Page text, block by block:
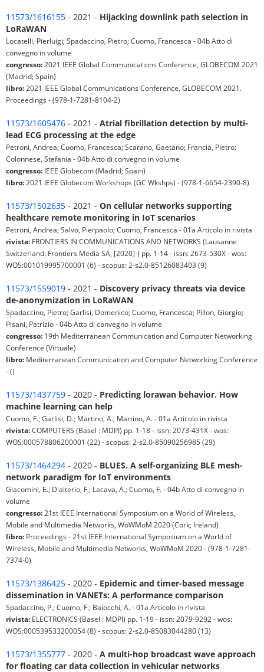
11573/1616155 - 2021 - Hijacking downlink path selection in
LoRaWAN
Locatelli, Pierluigi; Spadaccino, Pietro; Cuomo, Francesca - 04b Atto di
convegno in volume
congresso: 2021 IEEE Global Communications Conference, GLOBECOM 2021
(Madrid; Spain)
libro: 2021 IEEE Global Communications Conference, GLOBECOM 2021.
Proceedings - (978-1-7281-8104-2)
11573/1605476 - 2021 - Atrial fibrillation detection by multi-
lead ECG processing at the edge
Petroni, Andrea; Cuomo, Francesca; Scarano, Gaetano; Francia, Pietro;
Colonnese, Stefania - 04b Atto di convegno in volume
congresso: IEEE Globecom (Madrid; Spain)
libro: 2021 IEEE Globecom Workshops (GC Wkshps) - (978-1-6654-2390-8)
11573/1502635 - 2021 - On cellular networks supporting
healthcare remote monitoring in IoT scenarios
Petroni, Andrea; Salvo, Pierpaolo; Cuomo, Francesca - 01a Articolo in rivista
rivista: FRONTIERS IN COMMUNICATIONS AND NETWORKS (Lausanne
Switzerland: Frontiers Media SA, [2020]-) pp. 1-14 - issn: 2673-530X - wos:
WOS:001019995700001 (6) - scopus: 2-s2.0-85126083403 (9)
11573/1559019 - 2021 - Discovery privacy threats via device
de-anonymization in LoRaWAN
Spadaccino, Pietro; Garlisi, Domenico; Cuomo, Francesca; Pillon, Giorgio;
Pisani, Patrizio - 04b Atto di convegno in volume
congresso: 19th Mediterranean Communication and Computer Networking
Conference (Virtuale)
libro: Mediterranean Communication and Computer Networking Conference
- ()
11573/1437759 - 2020 - Predicting lorawan behavior. How
machine learning can help
Cuomo, F.; Garlisi, D.; Martino, A.; Martino, A. - 01a Articolo in rivista
rivista:COMPUTERS (Basel : MDPI) pp. 1-18 - issn: 2073-431X - wos:
WOS:000578806200001 (22) - scopus: 2-s2.0-85090256985 (29)
11573/1464294 - 2020 - BLUES. A self-organizing BLE mesh-
network paradigm for IoT environments
Giacomini, E.; D'alterio, F.; Lacava, A.; Cuomo, F. - 04b Atto di convegno in
volume
congresso: 21st IEEE International Symposium on a World of Wireless,
Mobile and Multimedia Networks, WoWMoM 2020 (Cork; Ireland)
libro: Proceedings - 21st IEEE International Symposium on a World of
Wireless, Mobile and Multimedia Networks, WoWMoM 2020 - (978-1-7281-
7374-0)
11573/1386425 - 2020 - Epidemic and timer-based message
dissemination in VANETs: A performance comparison
Spadaccino, P.; Cuomo, F.; Baiocchi, A. - 01a Articolo in rivista
rivista: ELECTRONICS (Basel : MDPI) pp. 1-19 - issn: 2079-9292 - wos:
WOS:000539533200054 (8) - scopus: 2-s2.0-85083044280 (13)
11573/1355777 - 2020 - A multi-hop broadcast wave approach
for floating car data collection in vehicular networks